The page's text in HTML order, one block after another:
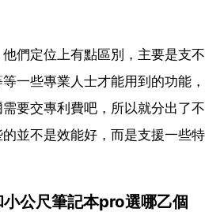
們定位上有點區別，主要是支不
一些專業人士才能用到的功能，
要交專利費吧，所以就分出了不
並不是效能好，而是支援一些特
公尺筆記本pro選哪乙個